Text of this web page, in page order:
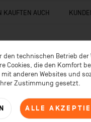
KAUFTEN AUCH
den technischen Betrieb
Cookies, die den Komfort
anderen Websites und
Zustimmung gesetzt.
ALLE